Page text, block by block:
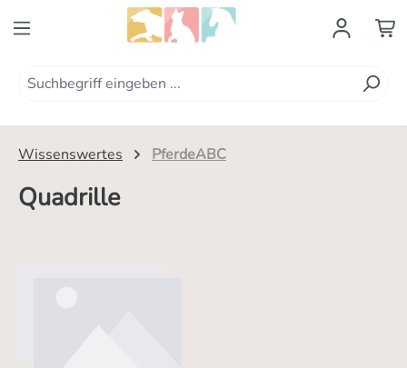
Zum Hauptinhalt springen
Wissenswertes PferdeABC
Quadrille